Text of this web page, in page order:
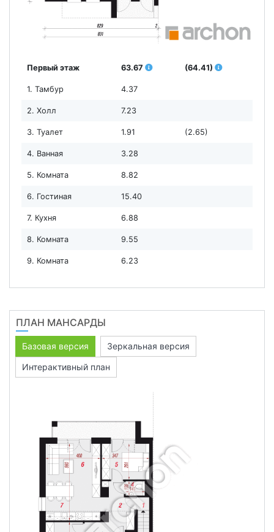
Первый этаж 63.67 (64.41)
1. Тамбур 4.37
2. Холл 7.23
3. Туалет 1.91 (2.65)
4. Ванная 3.28
5. Комната 8.82
6. Гостиная 15.40
7. Кухня 6.88
8. Комната 9.55
9. Комната 6.23
ПЛАН МАНСАРДЫ
Базовая версия
Зеркальная версия
Интерактивный план